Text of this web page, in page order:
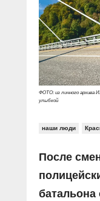
Социальные
Прямой
В знании сила
Специальный
Газета «Щит и
Журнал
О
Контакты
Вакансии
ФОТО: из личного архива
улыбкой
наши люди
После